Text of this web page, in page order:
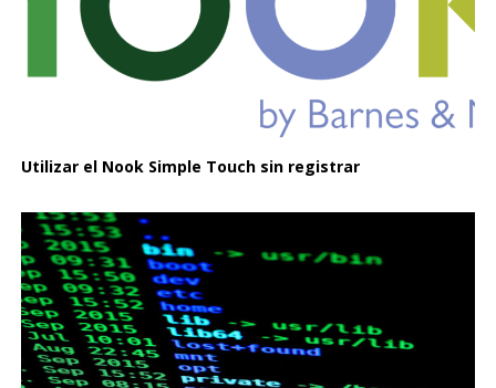
Utilizar el Nook Simple Touch sin registrar